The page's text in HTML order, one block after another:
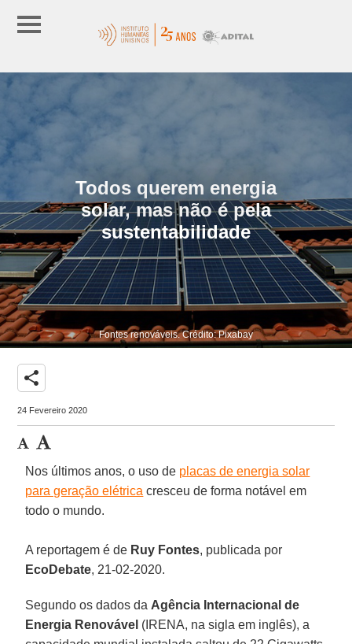
Todos querem energia
solar, mas não é pela
sustentabilidade
Fontes renováveis. Crédito: Pixabay
share
24 Fevereiro 2020
Nos últimos anos, o uso de placas de energia solar
para geração elétrica cresceu de forma notável em
todo o mundo.
A reportagem é de Ruy Fontes, publicada por
EcoDebate, 21-02-2020.
Segundo os dados da Agência Internacional de
Energia Renovável (IRENA, na sigla em inglês), a